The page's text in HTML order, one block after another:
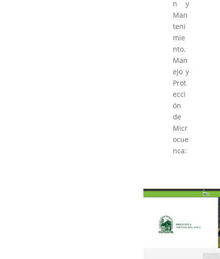
n y
Man
teni
mie
nto,
Man
ejo y
Prot
ecci
ón
de
Micr
ocue
nca: